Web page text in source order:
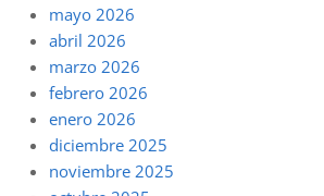
mayo 2026
abril 2026
marzo 2026
febrero 2026
enero 2026
diciembre 2025
noviembre 2025